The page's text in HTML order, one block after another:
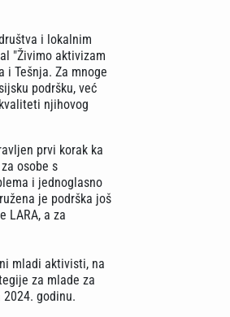
i lokalnim
"Živimo aktivizam
i Tešnja. Za mnoge
podršku, već
njihovog
prvi korak ka
osobe s
i jednoglasno
je podrška još
LARA, a za
mladi aktivisti, na
za mlade za
godinu.